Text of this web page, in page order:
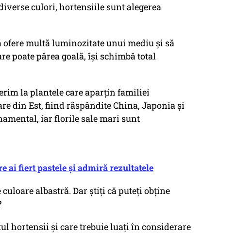
culori, hortensiile sunt alegerea
ofere multă luminozitate unui mediu și să
poate părea goală, își schimbă total
la plantele care aparțin familiei
din Est, fiind răspândite China, Japonia și
iar florile sale mari sunt
ai fiert pastele și admiră rezultatele
albastră. Dar știți că puteți obține
hortensii și care trebuie luați în considerare